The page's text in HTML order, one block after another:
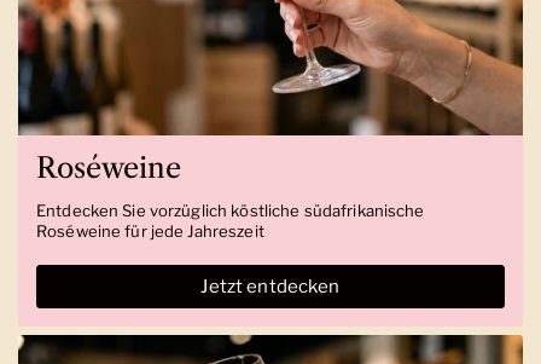
Roséweine
Entdecken Sie vorzüglich köstliche südafrikanische
Roséweine für jede Jahreszeit
Jetzt entdecken